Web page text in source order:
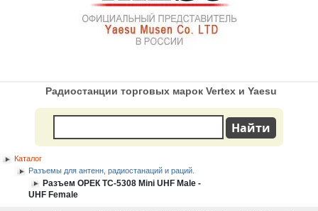
Радиостанции торговых марок Vertex и Yaesu
Каталог
Разъемы для антенн, радиостанаций и раций.
Разъем ОРЕК TC-5308 Mini UHF Male -
UHF Female